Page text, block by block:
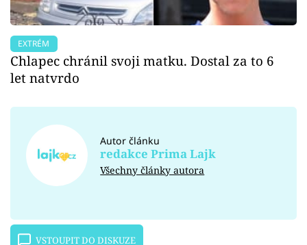
EXTRÉM
Chlapec chránil svoji matku. Dostal za to 6
let natvrdo
Autor článku
redakce Prima Lajk
Všechny články autora
VSTOUPIT DO DISKUZE